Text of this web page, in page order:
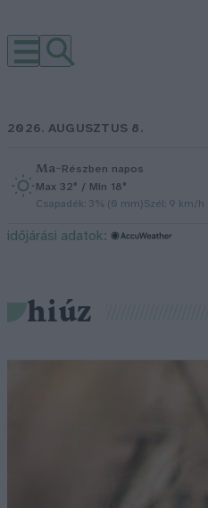
2026. AUGUSZTUS 8.
Ma–Részben napos
Max 32° / Min 18°
Csapadék: 3% (0 mm)Szél: 9 km/h
időjárási adatok:
hiúz